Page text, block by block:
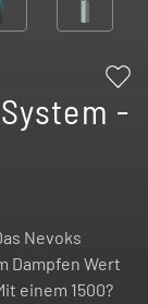
-
Nevoks
Dampfen Wert
einem 1500?